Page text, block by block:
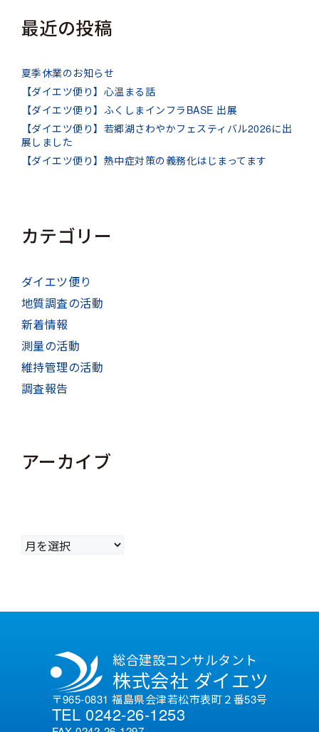
最近の投稿
夏季休業のお知らせ
【ダイエツ便り】心温まる話
【ダイエツ便り】ふくしまインフラBASE 出展
【ダイエツ便り】若郷湖さわやかフェスティバル2026に出
展しました
【ダイエツ便り】熱中症対策の義務化はじまってます
カテゴリー
ダイエツ便り
地質調査の活動
新着情報
測量の活動
維持管理の活動
調査報告
アーカイブ
ア
ー
総合建設コンサルタント
株式会社 ダイエツ
〒965-0831 福島県会津若松市表町２番53号
TEL 0242-26-1253